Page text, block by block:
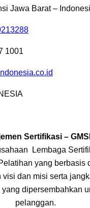
Jawa Barat –
1001
Sertifikasi –
Lembaga
yang berbasis
visi dan misi serta
dipersembahkan
pelanggan.